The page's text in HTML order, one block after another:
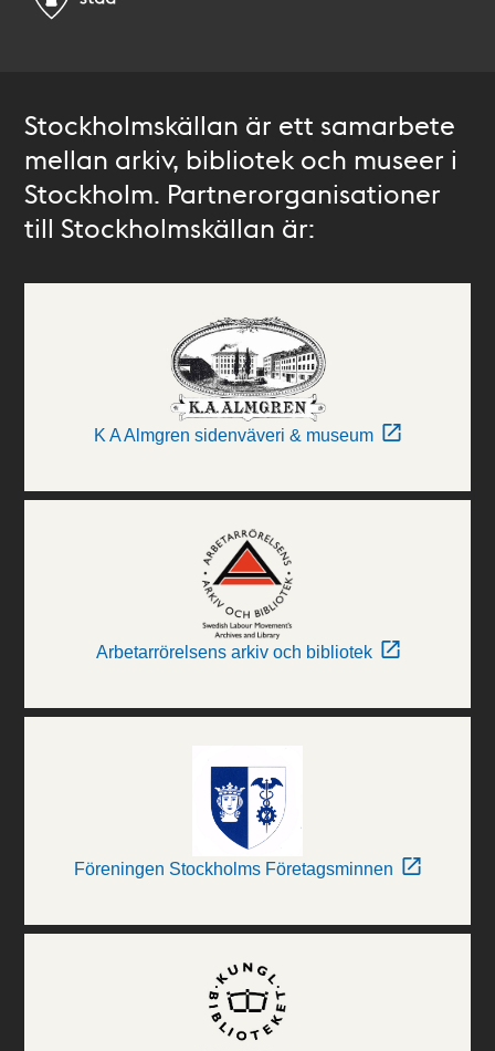
Stockholmskällan är ett samarbete
mellan arkiv, bibliotek och museer i
Stockholm. Partnerorganisationer
till Stockholmskällan är:
K A Almgren sidenväveri & museum
Arbetarrörelsens arkiv och bibliotek
Föreningen Stockholms Företagsminnen